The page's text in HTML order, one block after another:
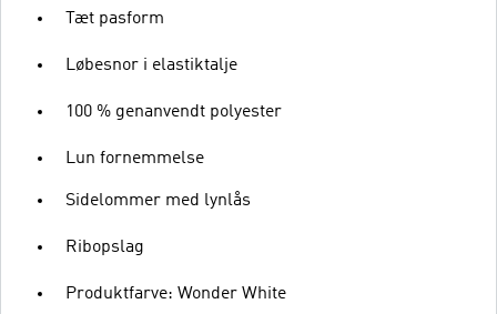
Tæt pasform
Løbesnor i elastiktalje
100 % genanvendt polyester
Lun fornemmelse
Sidelommer med lynlås
Ribopslag
Produktfarve: Wonder White